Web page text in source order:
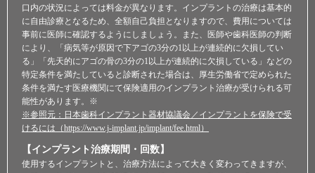
口内の状況によっては料金が異なります。インプラントの治療は基本的
に自由診療となるため、全額自己負担となりますので、費用については
事前に医師に確認するようにしましょう。また、医師や歯科医師の判断
により、「病気等が原因で下アゴの3分の1以上が連続的に欠損してい
る」「先天的にアゴの骨の3分の1以上が連続的に欠損している」などの
特定条件を満たしていると診断された場合は、厚生労働省で定められた
条件を満たす医療機関にて保険適用のインプラント治療が受けられる可
能性があります。※
※参照元：日本歯科インプラント器材協議会／インプラントを保険で受
けるには（https://www.j-implant.jp/implant/fee.html）
【インプラント治療期間・回数】
使用するインプラントと、治療方法によって大きく変わってきますが、